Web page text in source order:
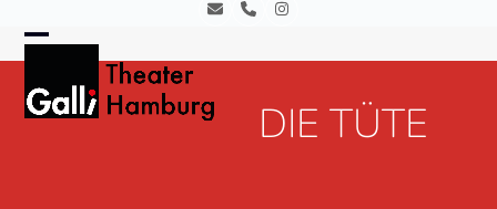
E- TelefonInstagram
Open
mobile
Close
mobile
DIE TÜTE